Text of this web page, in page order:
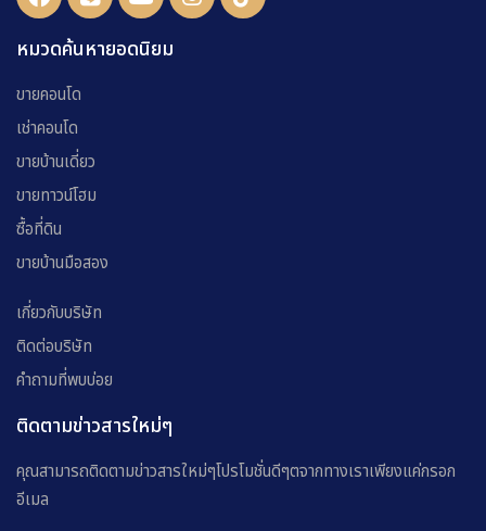
หมวดค้นหายอดนิยม
ขายคอนโด
เช่าคอนโด
ขายบ้านเดี่ยว
ขายทาวน์โฮม
ซื้อที่ดิน
ขายบ้านมือสอง
เกี่ยวกับบริษัท
ติดต่อบริษัท
คำถามที่พบบ่อย
ติดตามข่าวสารใหม่ๆ
คุณสามารถติดตามข่าวสารใหม่ๆโปรโมชั่นดีๆตจากทางเราเพียงแค่กรอก
อีเมล